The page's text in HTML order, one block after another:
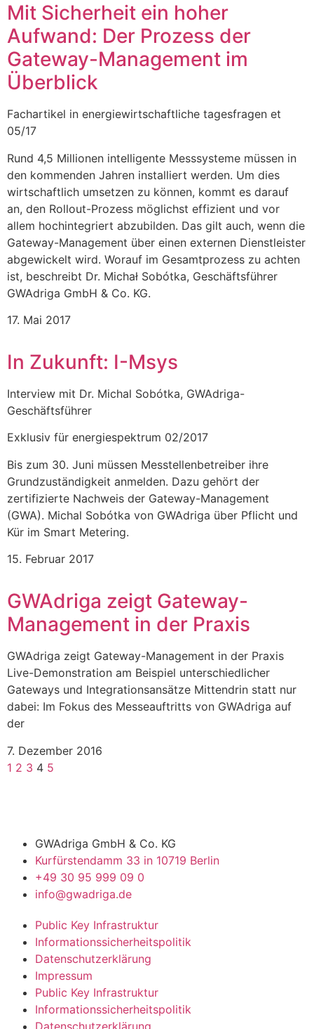
Mit Sicherheit ein hoher
Aufwand: Der Prozess der
Gateway-Management im
Überblick
Fachartikel in energiewirtschaftliche tagesfragen et
05/17
Rund 4,5 Millionen intelligente Messsysteme müssen in
den kommenden Jahren installiert werden. Um dies
wirtschaftlich umsetzen zu können, kommt es darauf
an, den Rollout-Prozess möglichst effizient und vor
allem hochintegriert abzubilden. Das gilt auch, wenn die
Gateway-Management über einen externen Dienstleister
abgewickelt wird. Worauf im Gesamtprozess zu achten
ist, beschreibt Dr. Michał Sobótka, Geschäftsführer
GWAdriga GmbH & Co. KG.
17. Mai 2017
In Zukunft: I-Msys
Interview mit Dr. Michal Sobótka, GWAdriga-
Geschäftsführer
Exklusiv für energiespektrum 02/2017
Bis zum 30. Juni müssen Messtellenbetreiber ihre
Grundzuständigkeit anmelden. Dazu gehört der
zertifizierte Nachweis der Gateway-Management
(GWA). Michal Sobótka von GWAdriga über Pflicht und
Kür im Smart Metering.
15. Februar 2017
GWAdriga zeigt Gateway-
Management in der Praxis
GWAdriga zeigt Gateway-Management in der Praxis
Live-Demonstration am Beispiel unterschiedlicher
Gateways und Integrationsansätze Mittendrin statt nur
dabei: Im Fokus des Messeauftritts von GWAdriga auf
der
7. Dezember 2016
1 2 3 4 5
GWAdriga GmbH & Co. KG
Kurfürstendamm 33 in 10719 Berlin
+49 30 95 999 09 0
info@gwadriga.de
Public Key Infrastruktur
Informationssicherheitspolitik
Datenschutzerklärung
Impressum
Public Key Infrastruktur
Informationssicherheitspolitik
Datenschutzerklärung